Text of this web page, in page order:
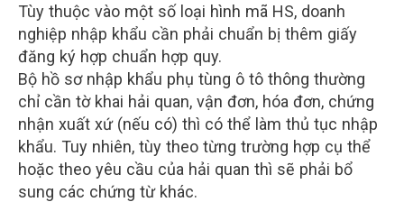
Tùy thuộc vào một số loại hình mã HS, doanh
nghiệp nhập khẩu cần phải chuẩn bị thêm giấy
đăng ký hợp chuẩn hợp quy.
Bộ hồ sơ nhập khẩu phụ tùng ô tô thông thường
chỉ cần tờ khai hải quan, vận đơn, hóa đơn, chứng
nhận xuất xứ (nếu có) thì có thể làm thủ tục nhập
khẩu. Tuy nhiên, tùy theo từng trường hợp cụ thể
hoặc theo yêu cầu của hải quan thì sẽ phải bổ
sung các chứng từ khác.